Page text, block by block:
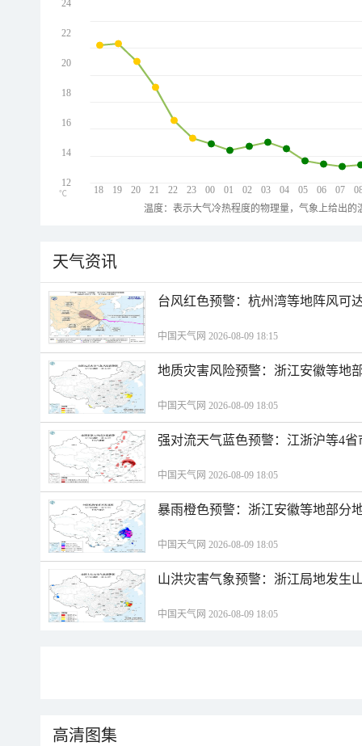
18 19 20 21 22 23 00 01 02 03 04 05 06 07
24
22
20
18
16
14
12
℃
温度：表示大气冷热程度的物理量，气象上给出
天气资讯
台风红色预警：杭州湾等地阵风可
中国天气网 2026-08-09 18:15
地质灾害风险预警：浙江安徽等地
中国天气网 2026-08-09 18:05
强对流天气蓝色预警：江浙沪等4
中国天气网 2026-08-09 18:05
暴雨橙色预警：浙江安徽等地部分
中国天气网 2026-08-09 18:05
山洪灾害气象预警：浙江局地发生
中国天气网 2026-08-09 18:05
高清图集